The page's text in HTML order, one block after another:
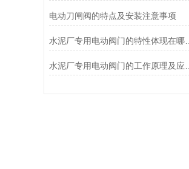
电动刀闸阀的特点及安装注意事项
水泥厂专用电动阀门的特性体现在哪些方面？